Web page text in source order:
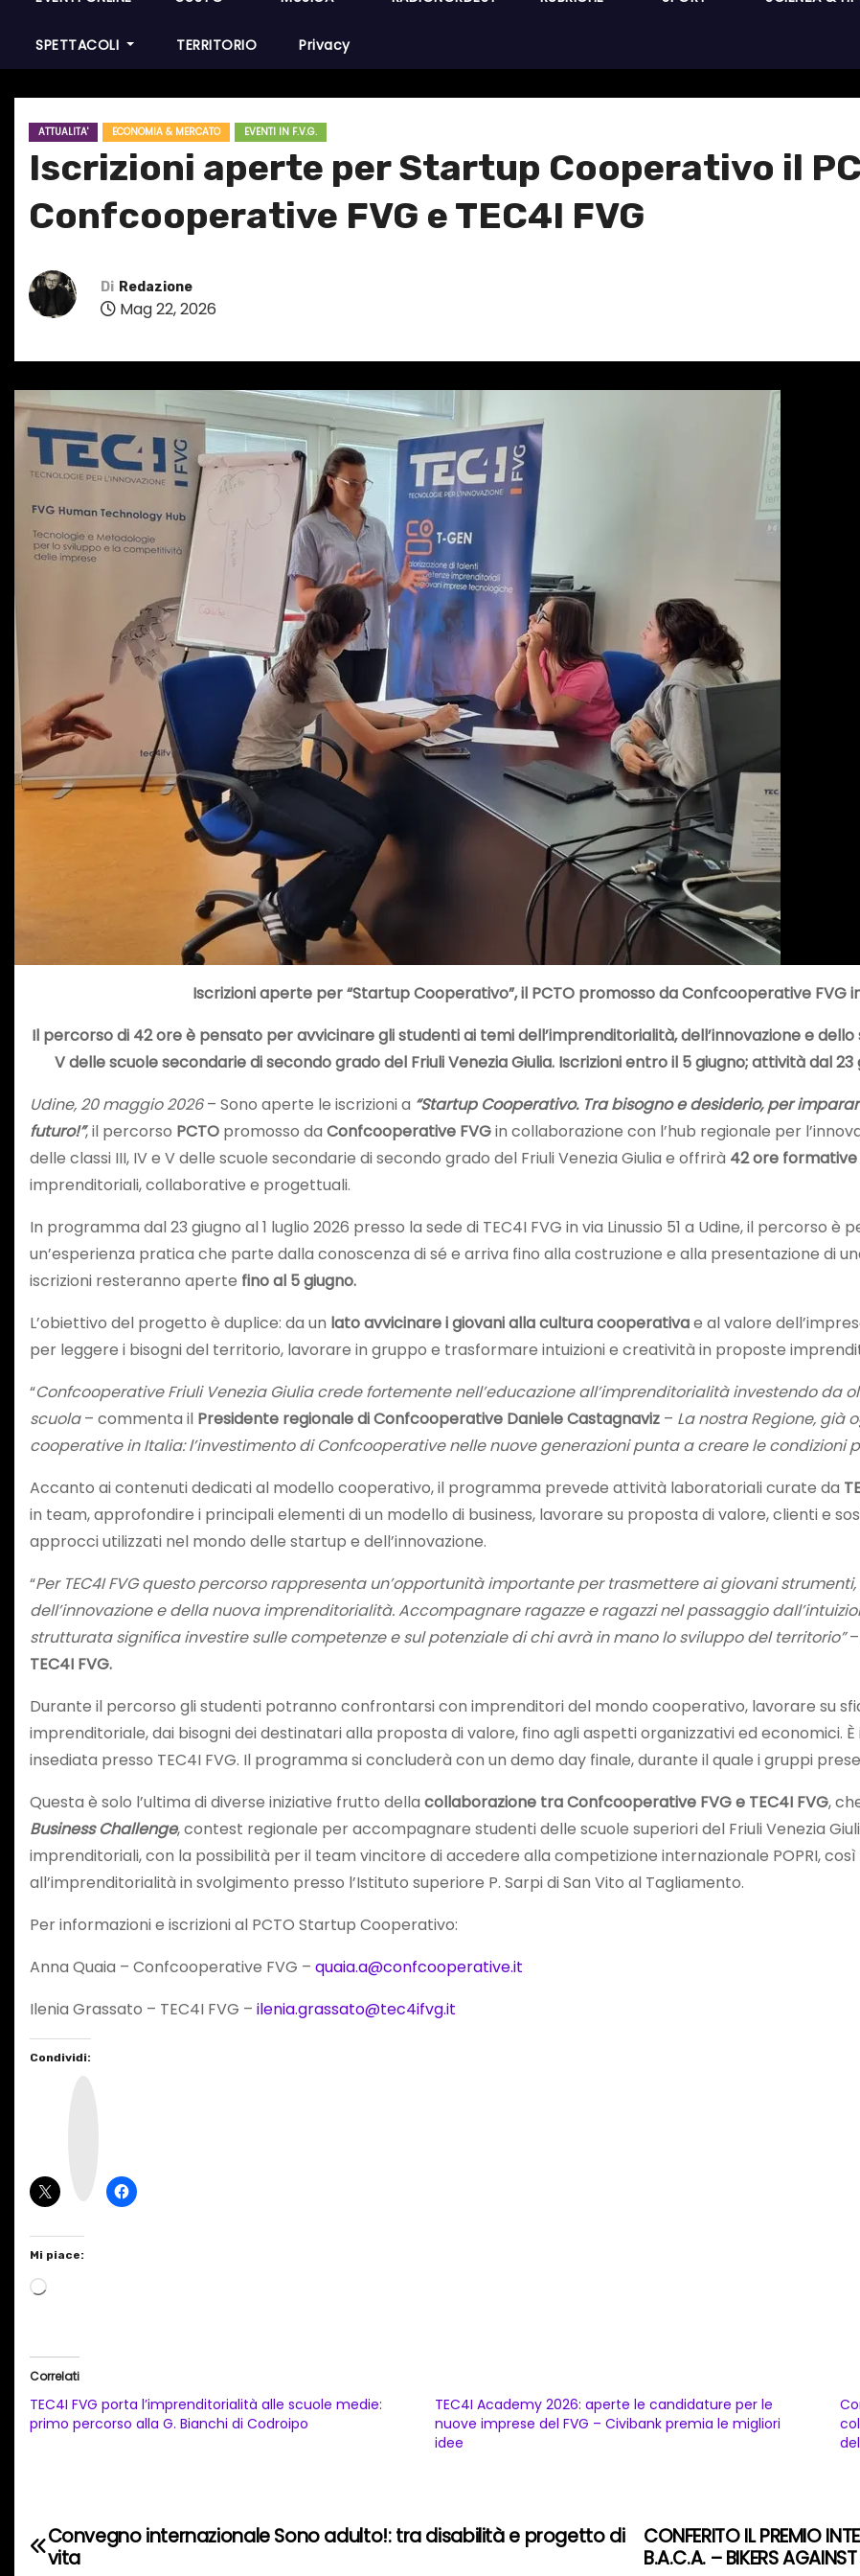
SPETTACOLI TERRITORIO Privacy
ATTUALITA' ECONOMIA & MERCATO EVENTI IN F.V.G.
Iscrizioni aperte per Startup Cooperativo il
Confcooperative FVG e TEC4I FVG
Di Redazione
Mag 22, 2026
Iscrizioni aperte per “Startup Cooperativo”, il PCTO promosso da Confcooperative FVG
Il percorso di 42 ore è pensato per avvicinare gli studenti ai temi dell’imprenditorialità, dell’innovazione e
V delle scuole secondarie di secondo grado del Friuli Venezia Giulia. Iscrizioni entro il 5 giugno; attività dal 23
Udine, 20 maggio 2026– Sono aperte le iscrizioni a “Startup Cooperativo. Tra bisogno e desiderio, per
futuro!”, il percorso PCTO promosso da Confcooperative FVGin collaborazione con l’hub regionale per
delle classi III, IV e V delle scuole secondarie di secondo grado del Friuli Venezia Giulia e offrirà 42 ore formative
imprenditoriali, collaborative e progettuali.
In programma dal 23 giugno al 1 luglio 2026 presso la sede di TEC4I FVG in via Linussio 51 a Udine, il percorso
un’esperienza pratica che parte dalla conoscenza di sé e arriva fino alla costruzione e alla presentazione di
iscrizioni resteranno aperte fino al 5 giugno.
L’obiettivo del progetto è duplice: da un lato avvicinare i giovani alla cultura cooperativae al valore
per leggere i bisogni del territorio, lavorare in gruppo e trasformare intuizioni e creatività in proposte
“Confcooperative Friuli Venezia Giulia crede fortemente nell’educazione all’imprenditorialità investendo da
scuola– commenta il Presidente regionale di Confcooperative Daniele Castagnaviz – La nostra Regione, già
cooperative in Italia: l’investimento di Confcooperative nelle nuove generazioni punta a creare le condizioni
Accanto ai contenuti dedicati al modello cooperativo, il programma prevede attività laboratoriali curate da
in team, approfondire i principali elementi di un modello di business, lavorare su proposta di valore, clienti e
approcci utilizzati nel mondo delle startup e dell’innovazione.
“Per TEC4I FVG questo percorso rappresenta un’opportunità importante per trasmettere ai giovani
dell’innovazione e della nuova imprenditorialità. Accompagnare ragazze e ragazzi nel passaggio
strutturata significa investire sulle competenze e sul potenziale di chi avrà in mano lo sviluppo del territorio”–
TEC4I FVG.
Durante il percorso gli studenti potranno confrontarsi con imprenditori del mondo cooperativo, lavorare su
imprenditoriale, dai bisogni dei destinatari alla proposta di valore, fino agli aspetti organizzativi ed economici.
insediata presso TEC4I FVG. Il programma si concluderà con un demo day finale, durante il quale i gruppi
Questa è solo l’ultima di diverse iniziative frutto della collaborazione tra Confcooperative FVG e TEC4I FVG,
Business Challenge, contest regionale per accompagnare studenti delle scuole superiori del Friuli Venezia
imprenditoriali, con la possibilità per il team vincitore di accedere alla competizione internazionale POPRI,
all’imprenditorialità in svolgimento presso l’Istituto superiore P. Sarpi di San Vito al Tagliamento.
Per informazioni e iscrizioni al PCTO Startup Cooperativo:
Anna Quaia – Confcooperative FVG – quaia.a@confcooperative.it
Ilenia Grassato – TEC4I FVG – ilenia.grassato@tec4ifvg.it
Condividi:
Mi piace:
C
a
t
o
Correlati
TEC4I FVG porta l’imprenditorialità alle scuole medie:
primo percorso alla G. Bianchi di Codroipo
TEC4I Academy 2026: aperte le candidature per le
nuove imprese del FVG – Civibank premia le migliori
idee
N
CONFERITO IL PREMIO
B.A.C.A. – BIKERS
Convegno internazionale Sono adulto!: tra disabilità e progetto di
vita